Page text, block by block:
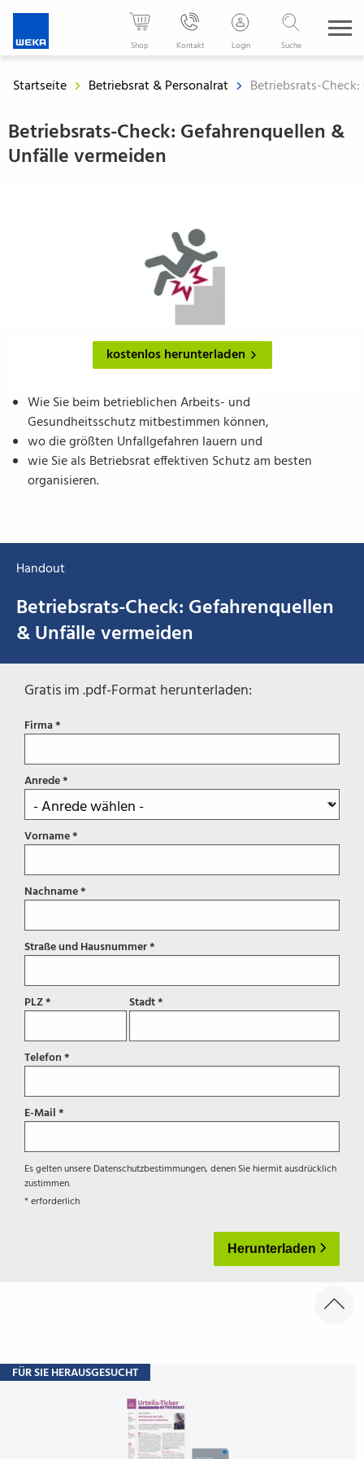
-
Der
für
Ihren
beruflichen
Shop Kontakt Login Suche
Startseite Betriebsrat & Personalrat Betriebsrats-
Betriebsrats-Check: Gefahrenquellen &
Unfälle vermeiden
kostenlos herunterladen
Wie Sie beim betrieblichen Arbeits- und
Gesundheitsschutz mitbestimmen können,
wo die größten Unfallgefahren lauern und
wie Sie als Betriebsrat effektiven Schutz am besten
organisieren.
Handout
Betriebsrats-Check: Gefahrenquellen
& Unfälle vermeiden
Gratis im .pdf-Format herunterladen:
Firma *
Anrede *
Vorname *
Nachname *
Straße und Hausnummer *
PLZ * Stadt *
Telefon *
E-Mail *
Es gelten unsere Datenschutzbestimmungen, denen Sie hiermit ausdrücklich
zustimmen.
* erforderlich
Herunterladen
FÜR SIE HERAUSGESUCHT